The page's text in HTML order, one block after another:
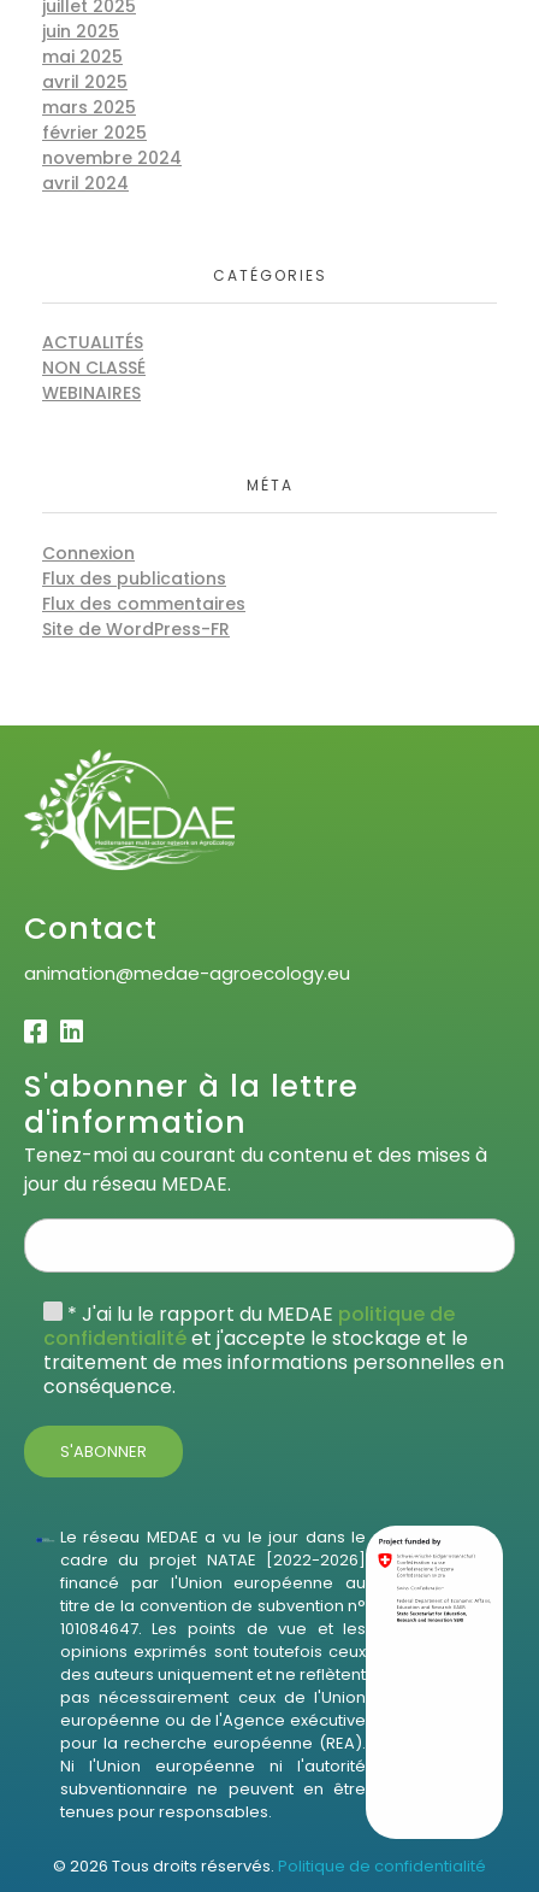
juillet 2025
juin 2025
mai 2025
avril 2025
mars 2025
février 2025
novembre 2024
avril 2024
CATÉGORIES
ACTUALITÉS
NON CLASSÉ
WEBINAIRES
MÉTA
Connexion
Flux des publications
Flux des commentaires
Site de WordPress-FR
Contact
animation@medae-agroecology.eu
S'abonner à la lettre
d'information
Tenez-moi au courant du contenu et des mises à
jour du réseau MEDAE.
* J'ai lu le rapport du MEDAE politique de
confidentialitéet j'accepte le stockage et le
traitement de mes informations personnelles en
conséquence.
Le réseau MEDAE a vu le jour dans le
cadre du projet NATAE [2022-2026]
financé par l'Union européenne au
titre de la convention de subvention n°
101084647. Les points de vue et les
opinions exprimés sont toutefois ceux
des auteurs uniquement et ne reflètent
pas nécessairement ceux de l'Union
européenne ou de l'Agence exécutive
pour la recherche européenne (REA).
Ni l'Union européenne ni l'autorité
subventionnaire ne peuvent en être
tenues pour responsables.
© 2026 Tous droits réservés. Politique de confidentialité